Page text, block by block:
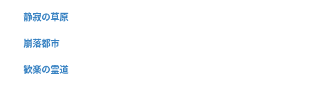
静寂の草原
崩落都市
歓楽の霊道